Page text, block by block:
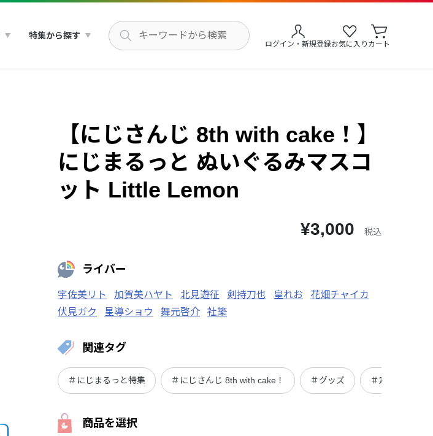
特集から探す
ログイン・新規登録お気に入り カート
【にじさんじ 8th with cake！】
にじまるっと ぬいぐるみマスコ
ット Little Lemon
¥3,000 税込
ライバー
宇佐美リト 加賀美ハヤト 北見遊征 剣持刀也 皇れお
花畑チャイカ
伏見ガク
星導ショウ 舞元啓介 社築
関連タグ
＃にじまるっと特集 ＃にじさんじ 8th with cake！ ＃グッズ ＃定番商品
商品を選択